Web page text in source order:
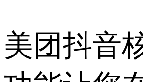
美团抖音